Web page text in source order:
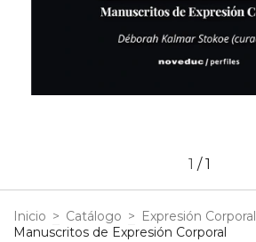
1 /1
Inicio > Catálogo > Expresión Corporal
Manuscritos de Expresión Corporal